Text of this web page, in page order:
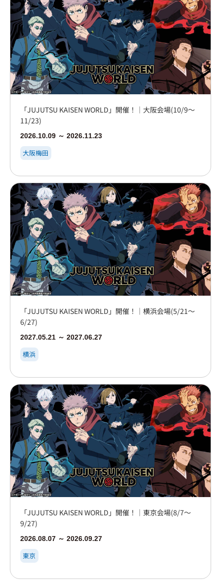
「JUJUTSU KAISEN WORLD」開催！｜大阪会場(10/9～
11/23)
2026.10.09 ～ 2026.11.23
大阪梅田
「JUJUTSU KAISEN WORLD」開催！｜横浜会場(5/21～
6/27)
2027.05.21 ～ 2027.06.27
横浜
「JUJUTSU KAISEN WORLD」開催！｜東京会場(8/7～
9/27)
2026.08.07 ～ 2026.09.27
東京